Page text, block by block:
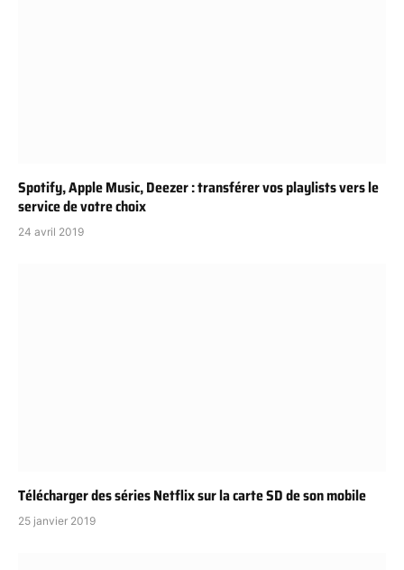
Spotify, Apple Music, Deezer : transférer vos playlists vers le
service de votre choix
24 avril 2019
Télécharger des séries Netflix sur la carte SD de son mobile
25 janvier 2019